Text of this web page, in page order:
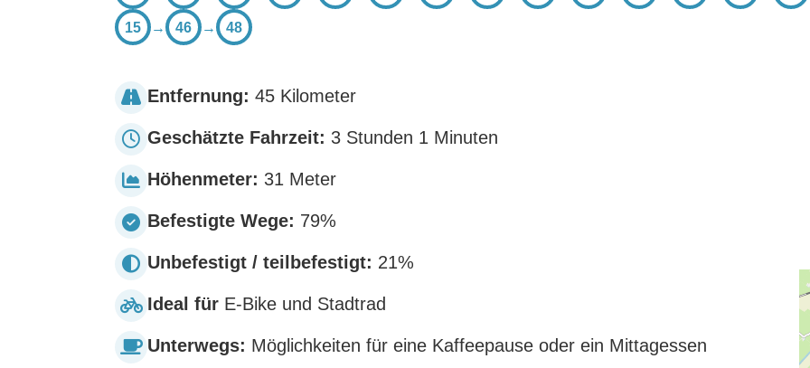
15 → 46 → 48
Entfernung: 45 Kilometer
Geschätzte Fahrzeit: 3 Stunden 1 Minuten
Höhenmeter: 31 Meter
Befestigte Wege: 79%
Unbefestigt / teilbefestigt: 21%
Ideal für E-Bike und Stadtrad
Unterwegs: Möglichkeiten für eine Kaffeepause oder ein Mittagessen